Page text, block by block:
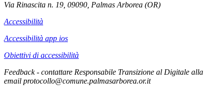
Via Rinascita n. 19, 09090, Palmas Arborea (OR)
Accessibilità
Accessibilità app ios
Obiettivi di accessibilità
Feedback - contattare Responsabile Transizione al Digitale alla
email protocollo@comune.palmasarborea.or.it